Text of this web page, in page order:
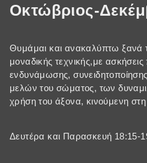
Οκτώβριος-
Θυμάμαι και ανακαλύπτω ξανά
μοναδικής τεχνικής,με ασκήσεις
ενδυνάμωσης,
μελών του σώματος, των
χρήση του άξονα, κινούμενη
Δευτέρα και Παρασκευή 18:15-